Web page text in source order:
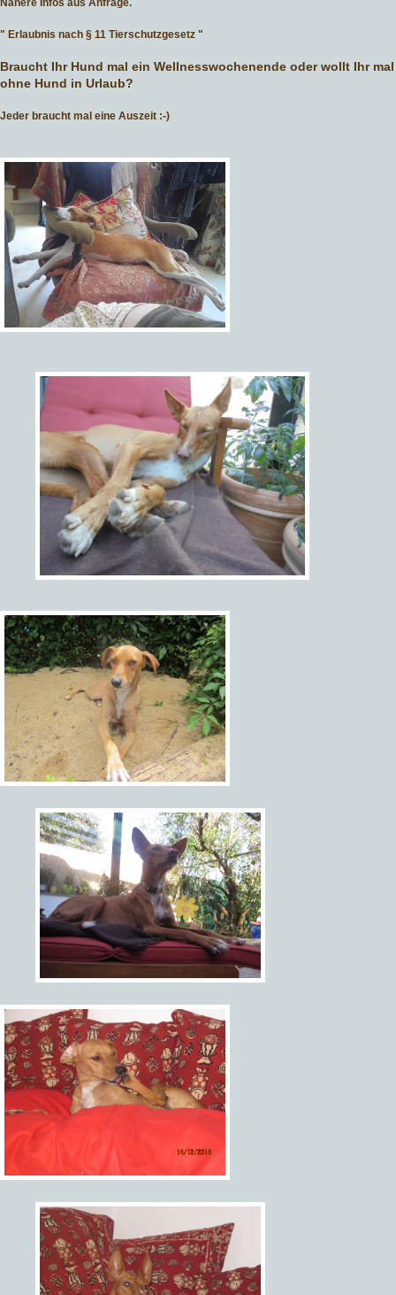
Nähere Infos aus Anfrage.
" Erlaubnis nach § 11 Tierschutzgesetz "
Braucht Ihr Hund mal ein Wellnesswochenende oder wollt Ihr mal
ohne Hund in Urlaub?
Jeder braucht mal eine Auszeit :-)